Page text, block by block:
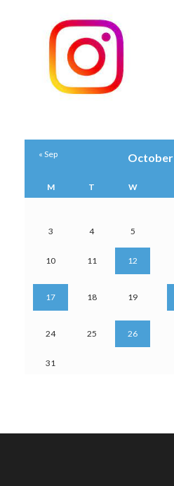
October
M T W
3 4 5
10 11 12
17 18 19
24 25 26
31
« Sep